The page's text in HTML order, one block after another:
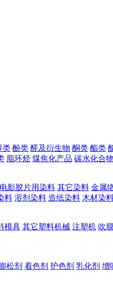
类 酚类 醛及衍生物 酮类 酯类
脂环烃 煤焦化产品 碳水化合物
电影胶片用染料 其它染料 金属
料 溶剂染料 造纸染料 木材染
模具 其它塑料机械 注塑机 吹
松剂 着色剂 护色剂 乳化剂 增